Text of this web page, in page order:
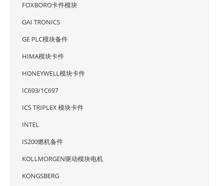
FOXBORO卡件模块
GAI TRONICS
GE PLC模块备件
HIMA模块卡件
HONEYWELL模块卡件
IC693/1C697
ICS TRIPLEX 模块卡件
INTEL
IS200燃机备件
KOLLMORGEN驱动模块电机
KONGSBERG